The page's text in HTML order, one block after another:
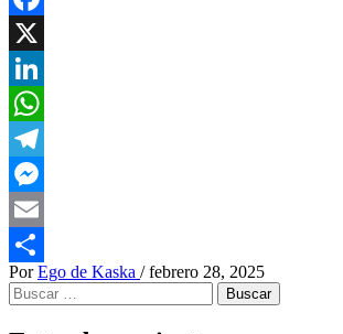
Facebook
X
LinkedIn
WhatsApp
Telegram
Messenger
Email
Compartir
Por Ego de Kaska / febrero 28, 2025
Buscar: